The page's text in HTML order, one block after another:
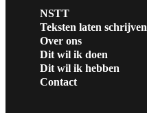
NSTT
Teksten laten schrijven
Over ons
Dit wil ik doen
Dit wil ik hebben
Contact